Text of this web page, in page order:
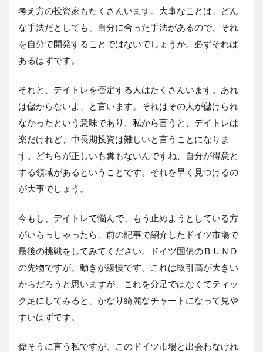
考え方の投資家もたくさんいます。大事なことは、どん
な手法だとしても、自分に合った手法があるので、それ
を自分で開発することではないでしょうか。必ずそれは
あるはずです。
それと、デイトレを否定する人はたくさんいます。あれ
は儲からないよ、と言います。それはその人が儲けられ
なかったという意味であり、私から言うと、デイトレは
楽だけれど、中長期投資は難しいと言うことになりま
す。どちらが正しいも糞もないんですね、自分が得意と
する領域があるということです。それを早く見つけるの
が大事でしょう。
今もし、デイトレで悩んで、もう止めようとしている方
がいらっしゃったら、前の記事で紹介したドイツ市場で
最後の挑戦をしてみてください。ドイツ国債のＢＵＮＤ
の先物ですが、動きが緩慢です。これは取引高が大きい
からだろうと思いますが、これを分足ではなくてティッ
ク足にしてみると、かなり綺麗なチャートになって見や
すいはずです。
偉そうに言う私ですが、このドイツ市場と出会わなけれ